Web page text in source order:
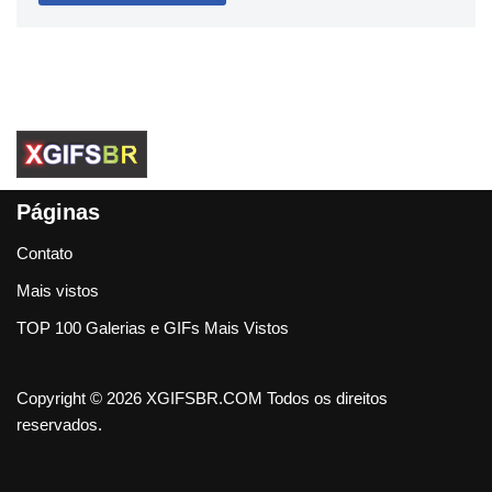
Páginas
Contato
Mais vistos
TOP 100 Galerias e GIFs Mais Vistos
Copyright © 2026 XGIFSBR.COM Todos os direitos
reservados.